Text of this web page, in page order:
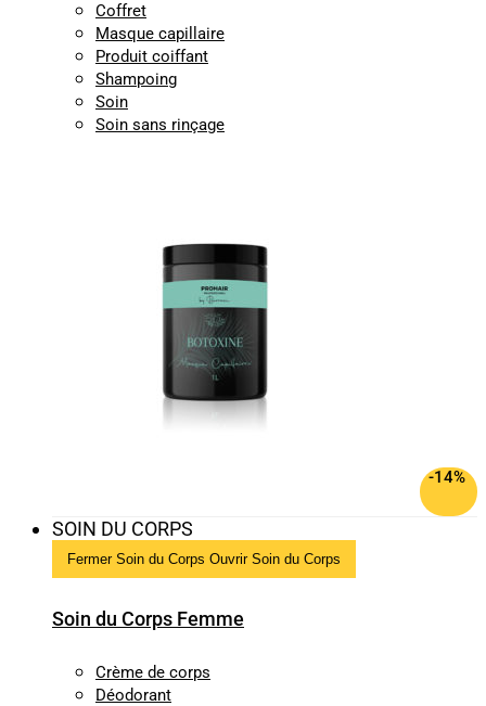
Coffret
Masque capillaire
Produit coiffant
Shampoing
Soin
Soin sans rinçage
-14%
SOIN DU CORPS
Fermer Soin du Corps Ouvrir Soin du Corps
Soin du Corps Femme
Crème de corps
Déodorant